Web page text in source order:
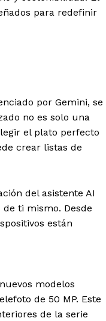
para redefinir
por Gemini, se
no es solo una
el plato perfecto
crear listas de
del asistente AI
ti mismo. Desde
están
modelos
de 50 MP. Este
de la serie